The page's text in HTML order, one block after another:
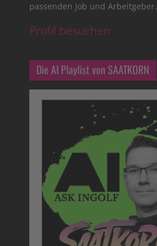
passenden Job und Arbeitgeber.
Profil besuchen
Die AI Playlist von SAATKORN